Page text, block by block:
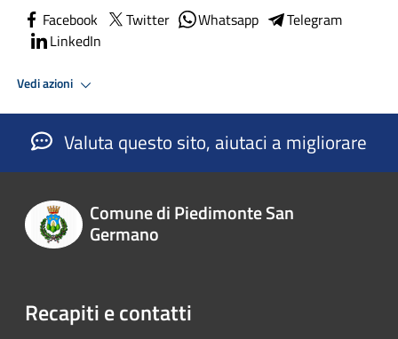
Facebook Twitter Whatsapp
Telegram
LinkedIn
Vedi azioni
Valuta questo sito, aiutaci a migliorare
Comune di Piedimonte San
Germano
Recapiti e contatti